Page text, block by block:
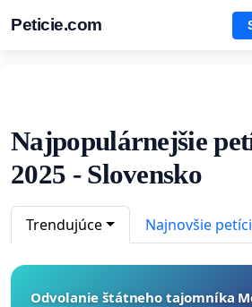
Peticie.com
Najpopulárnejšie
2025 - Slovensko
Trendujúce Najnovšie
Odvolanie štátneho tajomníka